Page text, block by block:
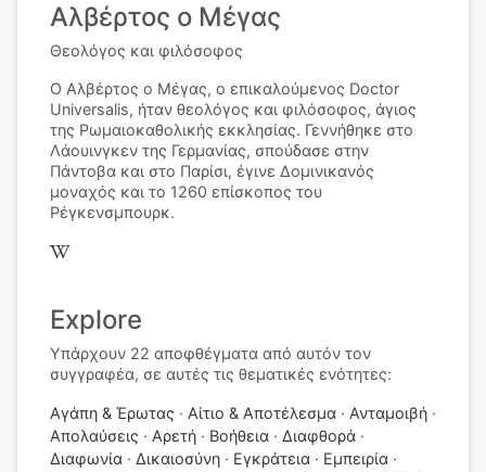
Αλβέρτος ο Μέγας
Θεολόγος και φιλόσοφος
Ο Αλβέρτος ο Μέγας, ο επικαλούμενος Doctor
Universalis, ήταν θεολόγος και φιλόσοφος, άγιος
της Ρωμαιοκαθολικής εκκλησίας. Γεννήθηκε στο
Λάουινγκεν της Γερμανίας, σπούδασε στην
Πάντοβα και στο Παρίσι, έγινε Δομινικανός
μοναχός και το 1260 επίσκοπος του
Ρέγκενσμπουρκ.
Explore
Υπάρχουν 22 αποφθέγματα από αυτόν τον
συγγραφέα, σε αυτές τις θεματικές ενότητες:
Αγάπη & Έρωτας Αίτιο & Αποτέλεσμα
Ανταμοιβή
Απολαύσεις
Αρετή Βοήθεια
Διαφθορά
Διαφωνία
Δικαιοσύνη Εγκράτεια
Εμπειρία